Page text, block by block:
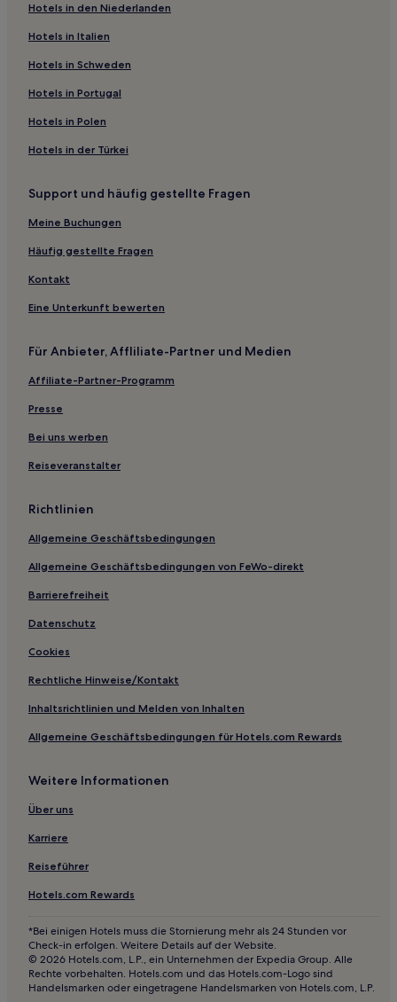
Gasthäuser in Hangzhou
Aparthotels in Hangzhou
B&B in Hangzhou
Hotel-Resorts in Hangzhou
Günstige in Tonglu
Hotels mit Parkplatz in Tonglu
Strand
Günstige in Anji
Familien in Hangzhou
Günstige in Xianju
Günstige in Quzhou
Hotels mit Parkplatz in Huzhou
Hotels mit Pool in Chun'an
Familien in Chun'an
Hotels mit inbegriffenem Frühstück in Jinhua
Hotels mit Parkplatz in Jinhua
Hotels in den Niederlanden
Hotels in Italien
Hotels in Schweden
Hotels in Portugal
Hotels in Polen
Hotels in der Türkei
Support und häufig gestellte Fragen
Meine Buchungen
Häufig gestellte Fragen
Kontakt
Eine Unterkunft bewerten
Für Anbieter, Affliliate-Partner und Medien
Affiliate-Partner-Programm
Presse
Bei uns werben
Reiseveranstalter
Richtlinien
Allgemeine Geschäftsbedingungen
Allgemeine Geschäftsbedingungen von FeWo-direkt
Barrierefreiheit
Datenschutz
Cookies
Rechtliche Hinweise/Kontakt
Inhaltsrichtlinien und Melden von Inhalten
Allgemeine Geschäftsbedingungen für Hotels.com Rewards
Weitere Informationen
Über uns
Karriere
Reiseführer
Hotels.com Rewards
*Bei einigen Hotels muss die Stornierung mehr als 24 Stunden vor
Check-in erfolgen. Weitere Details auf der Website.
© 2026 Hotels.com, L.P., ein Unternehmen der Expedia Group. Alle
Rechte vorbehalten. Hotels.com und das Hotels.com-Logo sind
Handelsmarken oder eingetragene Handelsmarken von Hotels.com, L.P.